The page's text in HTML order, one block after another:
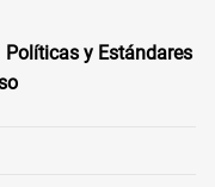
Políticas y Estándares